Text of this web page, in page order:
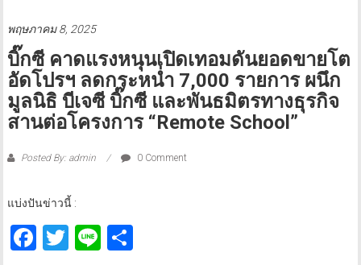
พฤษภาคม 8, 2025
บิ๊กซี คาดแรงหนุนเปิดเทอมดันยอดขายโต
อัดโปรฯ ลดกระหน่ำ 7,000 รายการ ผนึก
มูลนิธิ บีเจซี บิ๊กซี และพันธมิตรทางธุรกิจ
สานต่อโครงการ “Remote School”
Posted By: admin 0 Comment
แบ่งปันข่าวนี้ :
Facebook
Twitter
LineShare